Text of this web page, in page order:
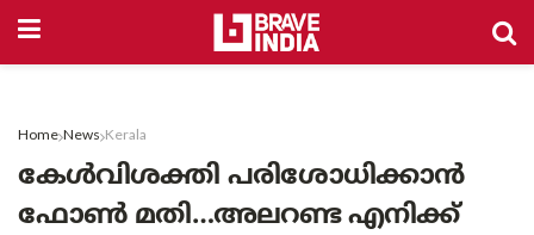
Home News Kerala
കേൾവിശക്തി പരിശോധിക്കാൻ
ഫോൺ മതി…അലറണ്ട എനിക്ക്